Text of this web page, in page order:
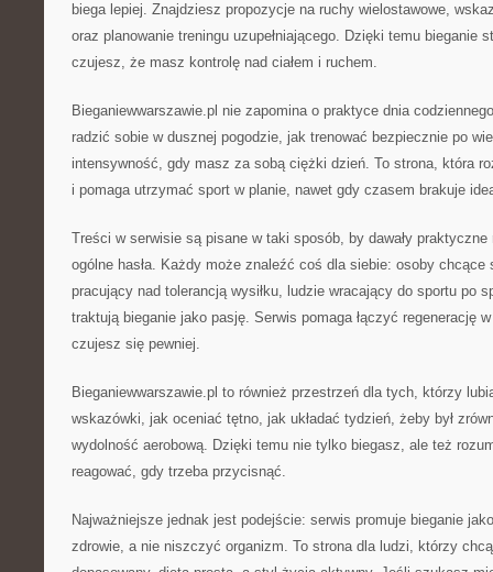
biega lepiej. Znajdziesz propozycje na ruchy wielostawowe,
oraz planowanie treningu uzupełniającego. Dzięki temu bieganie
czujesz, że masz kontrolę nad ciałem i ruchem.
Bieganiewwarszawie.pl nie zapomina o praktyce dnia
radzić sobie w dusznej pogodzie, jak trenować bezpiecznie po
intensywność, gdy masz za sobą ciężki dzień. To strona, która
i pomaga utrzymać sport w planie, nawet gdy czasem brakuje
Treści w serwisie są pisane w taki sposób, by dawały
ogólne hasła. Każdy może znaleźć coś dla siebie: osoby chcące
pracujący nad tolerancją wysiłku, ludzie wracający do sportu po
traktują bieganie jako pasję. Serwis pomaga łączyć regenerację
czujesz się pewniej.
Bieganiewwarszawie.pl to również przestrzeń dla tych, którzy
wskazówki, jak oceniać tętno, jak układać tydzień, żeby był
wydolność aerobową. Dzięki temu nie tylko biegasz, ale też
reagować, gdy trzeba przycisnąć.
Najważniejsze jednak jest podejście: serwis promuje bieganie
zdrowie, a nie niszczyć organizm. To strona dla ludzi, którzy